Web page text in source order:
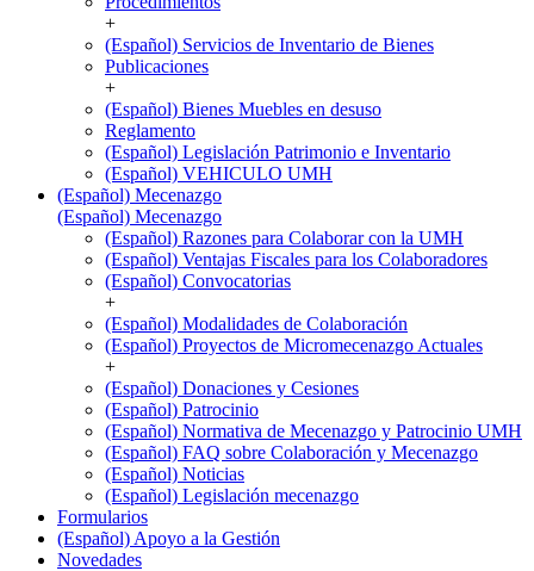
+
(Español) Servicios de Inventario de Bienes
Publicaciones
+
(Español) Bienes Muebles en desuso
Reglamento
(Español) Legislación Patrimonio e Inventario
(Español) VEHICULO UMH
(Español) Mecenazgo
(Español) Mecenazgo
(Español) Razones para Colaborar con la UMH
(Español) Ventajas Fiscales para los Colaboradores
(Español) Convocatorias
+
(Español) Modalidades de Colaboración
(Español) Proyectos de Micromecenazgo Actuales
+
(Español) Donaciones y Cesiones
(Español) Patrocinio
(Español) Normativa de Mecenazgo y Patrocinio UMH
(Español) FAQ sobre Colaboración y Mecenazgo
(Español) Noticias
(Español) Legislación mecenazgo
Formularios
(Español) Apoyo a la Gestión
Novedades